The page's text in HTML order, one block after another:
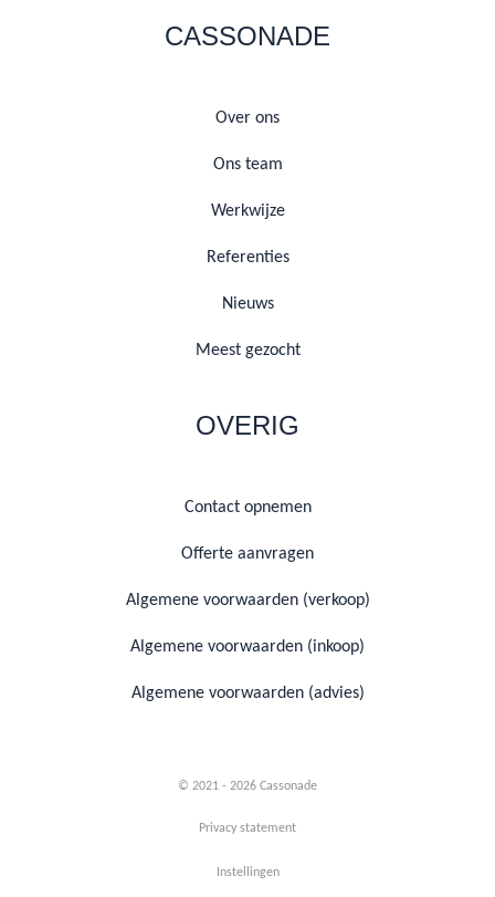
CASSONADE
Over ons
Ons team
Werkwijze
Referenties
Nieuws
Meest gezocht
OVERIG
Contact opnemen
Offerte aanvragen
Algemene voorwaarden (verkoop)
Algemene voorwaarden (inkoop)
Algemene voorwaarden (advies)
© 2021 - 2026 Cassonade
Privacy statement
Instellingen